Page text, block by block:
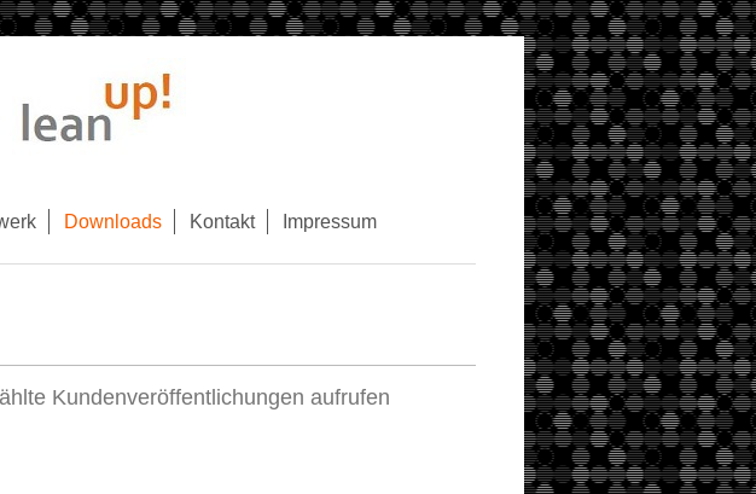
Downloads Kontakt Impressum
Kundenveröffentlichungen aufrufen